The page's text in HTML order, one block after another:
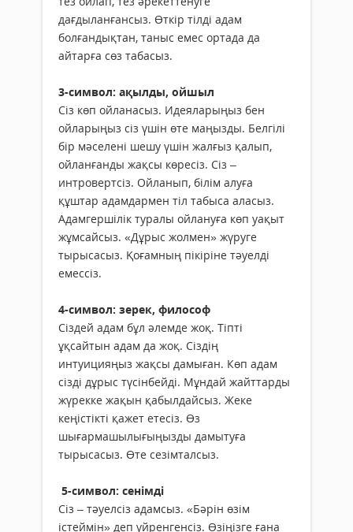
дағдыланғансыз. Өткір тілді адам
болғандықтан, таныс емес ортада да
айтарға сөз табасыз.
3-символ: ақылды, ойшыл
Сіз көп ойланасыз. Идеяларыңыз бен
ойларыңыз сіз үшін өте маңызды. Белгілі
бір мәселені шешу үшін жалғыз қалып,
ойланғанды жақсы көресіз. Сіз –
интровертсіз. Ойланып, білім алуға
құштар адамдармен тіл табыса аласыз.
Адамгершілік туралы ойлануға көп уақыт
жұмсайсыз. «Дұрыс жолмен» жүруге
тырысасыз. Қоғамның пікіріне тәуелді
емессіз.
4-символ: зерек, философ
Сіздей адам бұл әлемде жоқ. Тіпті
ұқсайтын адам да жоқ. Сіздің
интуицияңыз жақсы дамыған. Көп адам
сізді дұрыс түсінбейді. Мұндай жайттарды
жүрекке жақын қабылдайсыз. Жеке
кеңістікті қажет етесіз. Өз
шығармашылығыңызды дамытуға
тырысасыз. Өте сезімталсыз.
5-символ: сенімді
Сіз – тәуелсіз адамсыз. «Бәрін өзім
істеймін» деп үйренгенсіз. Өзіңізге ғана